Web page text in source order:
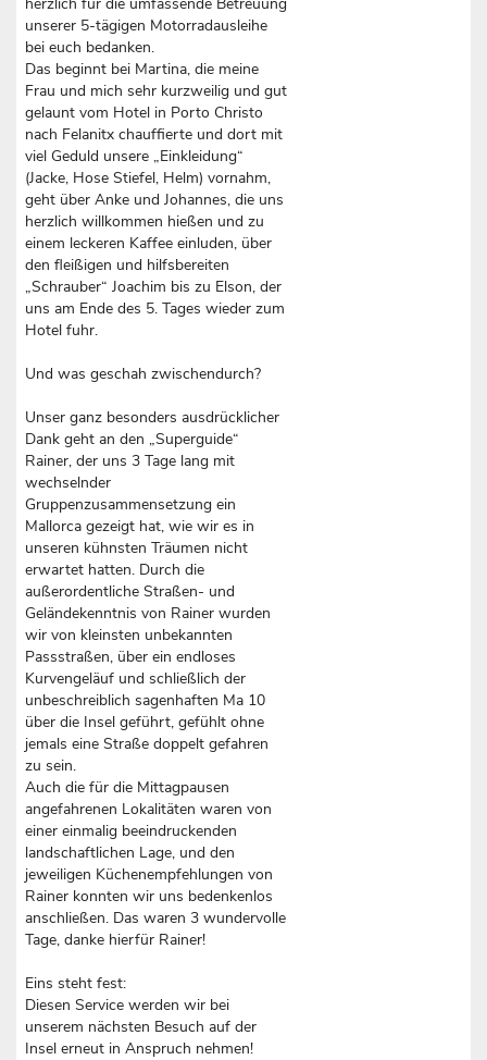
unserer 5-tägigen Motorradausleihe
bei euch bedanken.
Das beginnt bei Martina, die meine
Frau und mich sehr kurzweilig und gut
gelaunt vom Hotel in Porto Christo
nach Felanitx chauffierte und dort mit
viel Geduld unsere „Einkleidung“
(Jacke, Hose Stiefel, Helm) vornahm,
geht über Anke und Johannes, die uns
herzlich willkommen hießen und zu
einem leckeren Kaffee einluden, über
den fleißigen und hilfsbereiten
„Schrauber“ Joachim bis zu Elson, der
uns am Ende des 5. Tages wieder zum
Hotel fuhr.
Und was geschah zwischendurch?
Unser ganz besonders ausdrücklicher
Dank geht an den „Superguide“
Rainer, der uns 3 Tage lang mit
wechselnder
Gruppenzusammensetzung ein
Mallorca gezeigt hat, wie wir es in
unseren kühnsten Träumen nicht
erwartet hatten. Durch die
außerordentliche Straßen- und
Geländekenntnis von Rainer wurden
wir von kleinsten unbekannten
Passstraßen, über ein endloses
Kurvengeläuf und schließlich der
unbeschreiblich sagenhaften Ma 10
über die Insel geführt, gefühlt ohne
jemals eine Straße doppelt gefahren
zu sein.
Auch die für die Mittagpausen
angefahrenen Lokalitäten waren von
einer einmalig beeindruckenden
landschaftlichen Lage, und den
jeweiligen Küchenempfehlungen von
Rainer konnten wir uns bedenkenlos
anschließen. Das waren 3 wundervolle
Tage, danke hierfür Rainer!
Eins steht fest:
Diesen Service werden wir bei
unserem nächsten Besuch auf der
Insel erneut in Anspruch nehmen!